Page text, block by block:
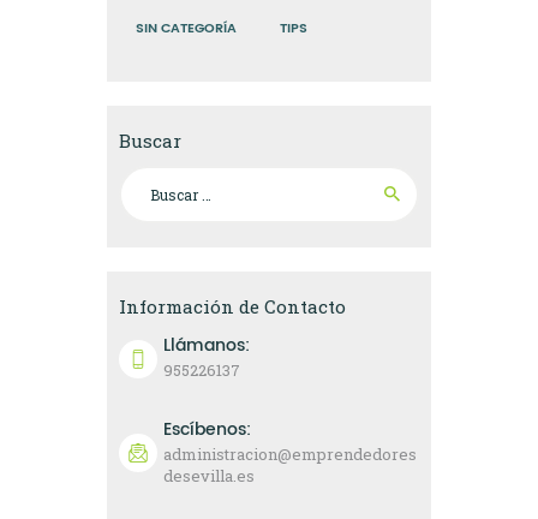
SIN CATEGORÍA TIPS
Buscar
Información de Contacto
Llámanos:
955226137
Escíbenos:
administracion@emprendedores
desevilla.es